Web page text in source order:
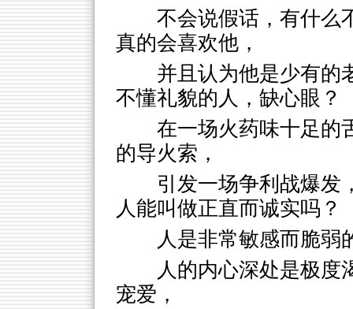
不会说假话，有什么
真的会喜欢他，
并且认为他是少有的
不懂礼貌的人，缺心眼？
在一场火药味十足的
的导火索，
引发一场争利战爆发
人能叫做正直而诚实吗？
人是非常敏感而脆弱
人的内心深处是极度
宠爱，